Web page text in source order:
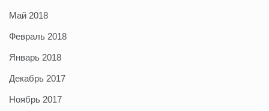
Май 2018
Февраль 2018
Январь 2018
Декабрь 2017
Ноябрь 2017